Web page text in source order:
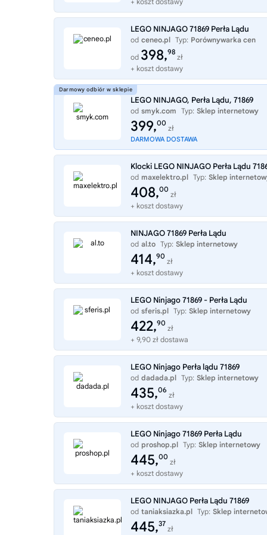
LEGO NINJAGO 71869 Perła Lądu
od ceneo.pl Typ: Porównywarka cen
od 398,98
zł
+ koszt dostawy
LEGO NINJAGO, Perła Lądu, 71869
od smyk.com Typ: Sklep internetowy
399,00
zł
DARMOWA DOSTAWA
Klocki LEGO NINJAGO Perła Lądu
od maxelektro.pl Typ: Sklep
408,00
zł
+ koszt dostawy
NINJAGO 71869 Perła Lądu
od al.to Typ: Sklep internetowy
414,90
zł
+ koszt dostawy
LEGO Ninjago 71869 - Perła Lądu
od sferis.pl Typ: Sklep internetowy
422,90
zł
+ 9,90 zł dostawa
LEGO Ninjago Perła lądu 71869
od dadada.pl Typ: Sklep internetowy
435,06
zł
+ koszt dostawy
LEGO Ninjago 71869 Perła Lądu
od proshop.pl Typ: Sklep internetowy
445,00
zł
+ koszt dostawy
LEGO NINJAGO Perła Lądu 71869
od taniaksiazka.pl Typ: Sklep
445,37
zł